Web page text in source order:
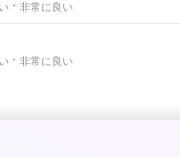
非常に良い
非常に良い